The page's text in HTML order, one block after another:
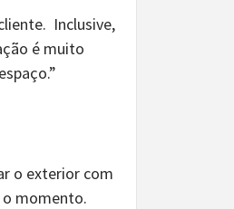
Inclusive,
é muito
o exterior com
momento.